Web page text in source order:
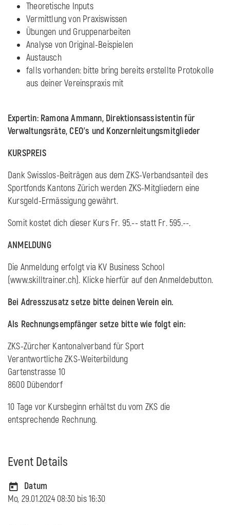
Theoretische Inputs
Vermittlung von Praxiswissen
Übungen und Gruppenarbeiten
Analyse von Original-Beispielen
Austausch
falls vorhanden: bitte bring bereits erstellte Protokolle
aus deiner Vereinspraxis mit
Expertin: Ramona Ammann, Direktionsassistentin für
Verwaltungsräte, CEO's und Konzernleitungsmitglieder
KURSPREIS
Dank Swisslos-Beiträgen aus dem ZKS-Verbandsanteil des
Sportfonds Kantons Zürich werden ZKS-Mitgliedern eine
Kursgeld-Ermässigung gewährt.
Somit kostet dich dieser Kurs Fr. 95.-- statt Fr. 595.--.
ANMELDUNG
Die Anmeldung erfolgt via KV Business School
(www.skilltrainer.ch). Klicke hierfür auf den Anmeldebutton.
Bei Adresszusatz setze bitte deinen Verein ein.
Als Rechnungsempfänger setze bitte wie folgt ein:
ZKS-Zürcher Kantonalverband für Sport
Verantwortliche ZKS-Weiterbildung
Gartenstrasse 10
8600 Dübendorf
10 Tage vor Kursbeginn erhältst du vom ZKS die
entsprechende Rechnung.
Event Details
Datum
Mo, 29.01.2024 08:30 bis16:30